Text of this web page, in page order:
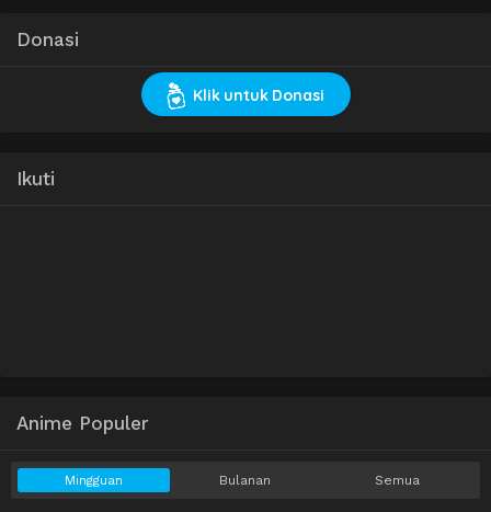
Donasi
Klik untuk Donasi
Ikuti
Anime Populer
Mingguan Bulanan Semua